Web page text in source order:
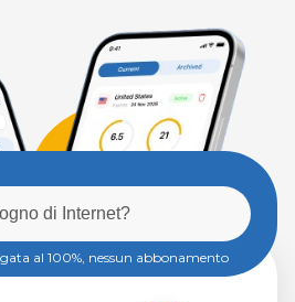
al 100%, nessun abbonamento